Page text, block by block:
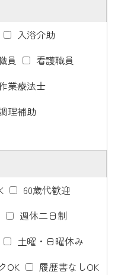
入浴介助
員
看護職員
業療法士
理補助
60歳代歓迎
週休二日制
土曜・日曜休み
OK 履歴書なしOK